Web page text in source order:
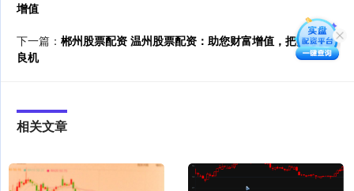
增值
下一篇： 郴州股票配资 温州股票配资：助您财富增值，把握投资
良机
相关文章